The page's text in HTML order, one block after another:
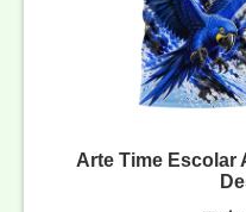
Arte Time Escolar